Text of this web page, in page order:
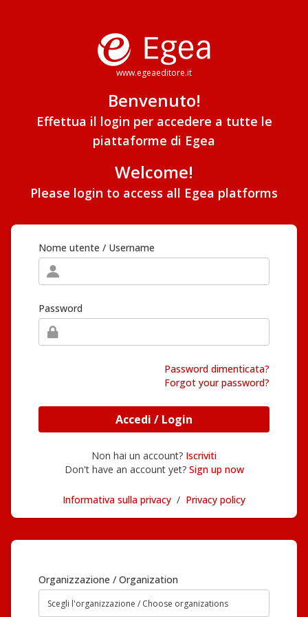
www.egeaeditore.it
Benvenuto!
Effettua il login per accedere a tutte le
piattaforme di Egea
Welcome!
Please login to access all Egea platforms
Nome utente / Username
Password
Password dimenticata?
Forgot your password?
Accedi / Login
Non hai un account? Iscriviti
Don't have an account yet? Sign up now
Informativa sulla privacy / Privacy policy
Organizzazione / Organization